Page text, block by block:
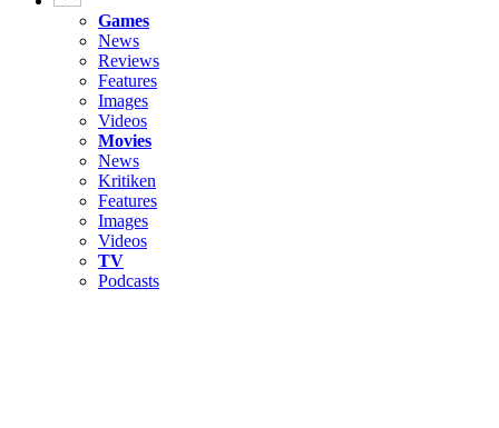
Games
News
Reviews
Features
Images
Videos
Movies
News
Kritiken
Features
Images
Videos
TV
Podcasts